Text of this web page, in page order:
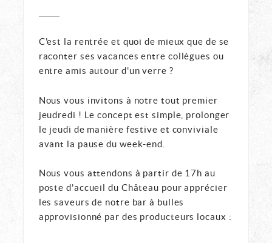
C'est la rentrée et quoi de mieux que de se
raconter ses vacances entre collègues ou
entre amis autour d'un verre ?
Nous vous invitons à notre tout premier
jeudredi ! Le concept est simple, prolonger
le jeudi de manière festive et conviviale
avant la pause du week-end.
Nous vous attendons à partir de 17h au
poste d'accueil du Château pour apprécier
les saveurs de notre bar à bulles
approvisionné par des producteurs locaux :